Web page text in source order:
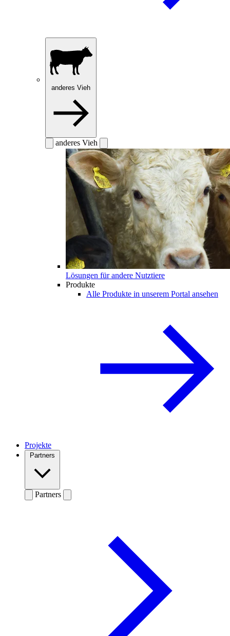
anderes Vieh
anderes Vieh
Lösungen für andere Nutztiere
Produkte
Alle Produkte in unserem Portal ansehen
Projekte
Partners
Partners